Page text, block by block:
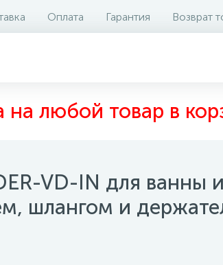
Оплата Гарантия Возврат
на любой товар в
VD-IN для
шлангом и
Отзывы 0